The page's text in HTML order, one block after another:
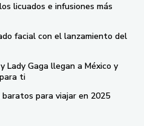
licuados e infusiones más
facial con el lanzamiento del
Lady Gaga llegan a México y
ti
para viajar en 2025